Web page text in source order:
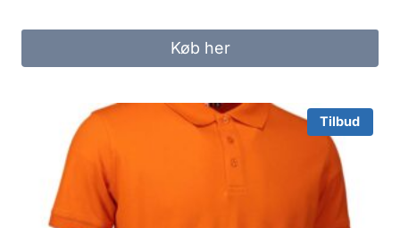
was:
is:
125.00 kr..
Køb her
Tilbud